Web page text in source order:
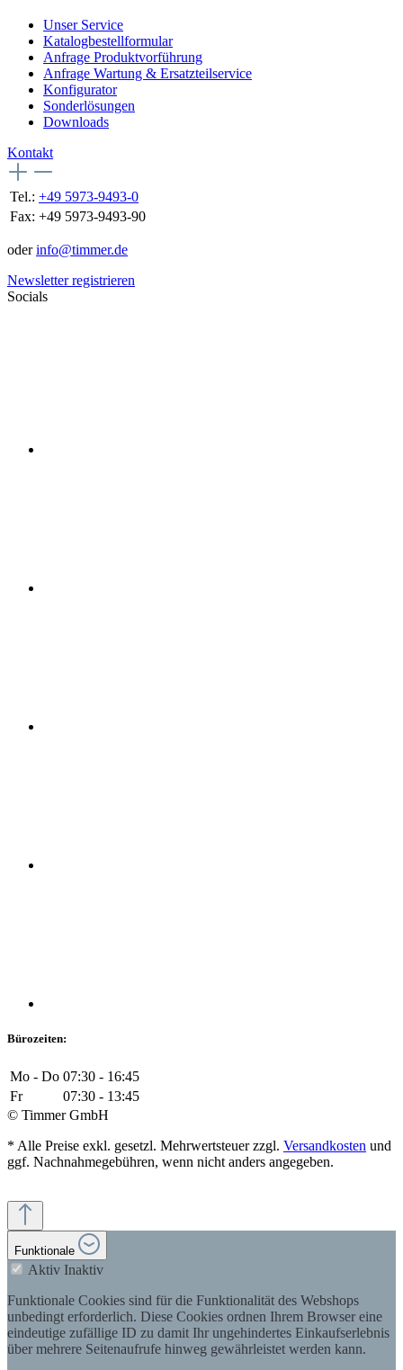
Unser Service
Katalogbestellformular
Anfrage Produktvorführung
Anfrage Wartung & Ersatzteilservice
Konfigurator
Sonderlösungen
Downloads
Kontakt
Tel.: +49 5973-9493-0
Fax: +49 5973-9493-90
oderinfo@timmer.de
Newsletter registrieren
Socials
Bürozeiten:
Mo - Do 07:30 - 16:45
Fr
07:30 - 13:45
© Timmer GmbH
* Alle Preise exkl. gesetzl. Mehrwertsteuer zzgl. Versandkosten und
ggf. Nachnahmegebühren, wenn nicht anders angegeben.
Funktionale
Aktiv Inaktiv
Funktionale Cookies sind für die Funktionalität des Webshops
unbedingt erforderlich. Diese Cookies ordnen Ihrem Browser eine
eindeutige zufällige ID zu damit Ihr ungehindertes Einkaufserlebnis
über mehrere Seitenaufrufe hinweg gewährleistet werden kann.